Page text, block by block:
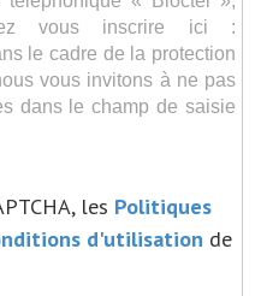
vous inscrire ici :
le cadre de la protection
vous invitons à ne pas
dans le champ de saisie
les Politiques
d'utilisation de